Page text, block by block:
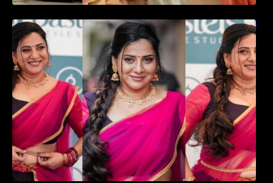
ഉദ്ഘാടന വേദിയിൽ ആരാധരെ മയക്കുന്ന
തകർപ്പൻ ഡൻസുമായി അന്ന രാജൻ..